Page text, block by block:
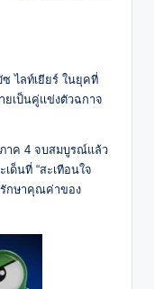
ไลท์เยียร์ ในยุคที่
ยเป็นคู่แข่งตัวฉกาจ
าค 4 จบสมบูรณ์แล้ว
ด็นที่ “สะเทือนใจ
รักษาคุณค่าของ